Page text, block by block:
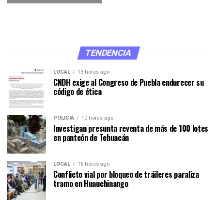
TENDENCIA
LOCAL 13 horas ago
CNDH exige al Congreso de Puebla endurecer su
código de ética
POLICÍA 10 horas ago
Investigan presunta reventa de más de 100 lotes
en panteón de Tehuacán
LOCAL 16 horas ago
Conflicto vial por bloqueo de tráileres paraliza
tramo en Huauchinango